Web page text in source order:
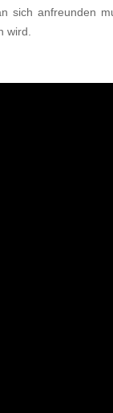
sich anfreunden
wird.